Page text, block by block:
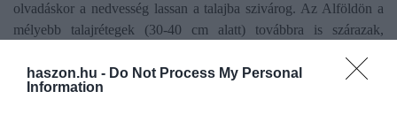
haszon.hu - Do Not Process My Personal
Information
olvadáskor a nedvesség lassan a talajba szivárog. Az Alföldön a
mélyebb talajrétegek (30-40 cm alatt) továbbra is szárazak,
a következő nyáron legyen tartalék nedvesség a növények
számára.